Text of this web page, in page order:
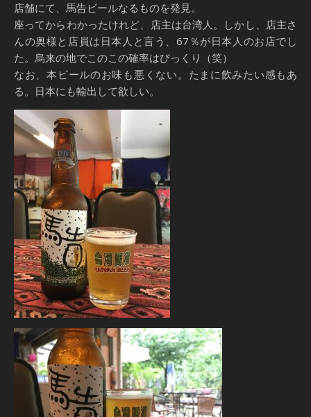
店舗にて、馬告ビールなるものを発見。
座ってからわかったけれど、店主は台湾人。しかし、店主さ
んの奥様と店員は日本人と言う、67％が日本人のお店でし
た。烏来の地でこのこの確率はびっくり（笑）
なお、本ビールのお味も悪くない。たまに飲みたい感もあ
る。日本にも輸出して欲しい。